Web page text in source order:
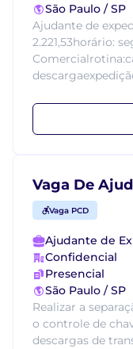
São Paulo / SP
Ajudante de
2.221,53horário:
Vaga De
Vaga PCD
Ajudante de
Confidencial
Presencial
São Paulo / SP
Realizar a
o controle de
descargas de